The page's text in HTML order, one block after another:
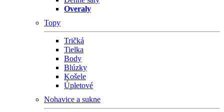
Overaly
Topy
Tričká
Tielka
Body
Blúzky
Košele
Úpletové
Nohavice a sukne